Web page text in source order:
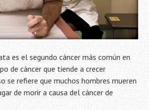
es el segundo cáncer más común en
de cáncer que tiende a crecer
se refiere que muchos hombres mueren
de morir a causa del cáncer de